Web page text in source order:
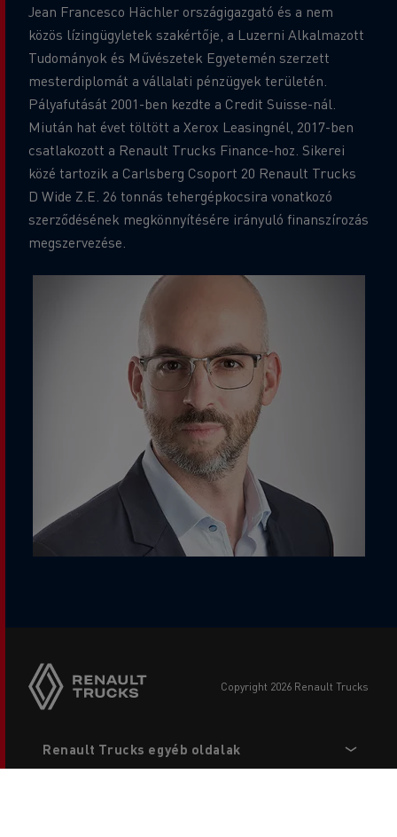
Jean Francesco Hächler országigazgató és a nem
közös lízingügyletek szakértője, a Luzerni Alkalmazott
Tudományok és Művészetek Egyetemén szerzett
mesterdiplomát a vállalati pénzügyek területén.
Pályafutását 2001-ben kezdte a Credit Suisse-nál.
Miután hat évet töltött a Xerox Leasingnél, 2017-ben
csatlakozott a Renault Trucks Finance-hoz. Sikerei
közé tartozik a Carlsberg Csoport 20 Renault Trucks
D Wide Z.E. 26 tonnás tehergépkocsira vonatkozó
szerződésének megkönnyítésére irányuló finanszírozás
megszervezése.
copyright 2026 Renault Trucks
menu
Renault Trucks egyéb oldalak